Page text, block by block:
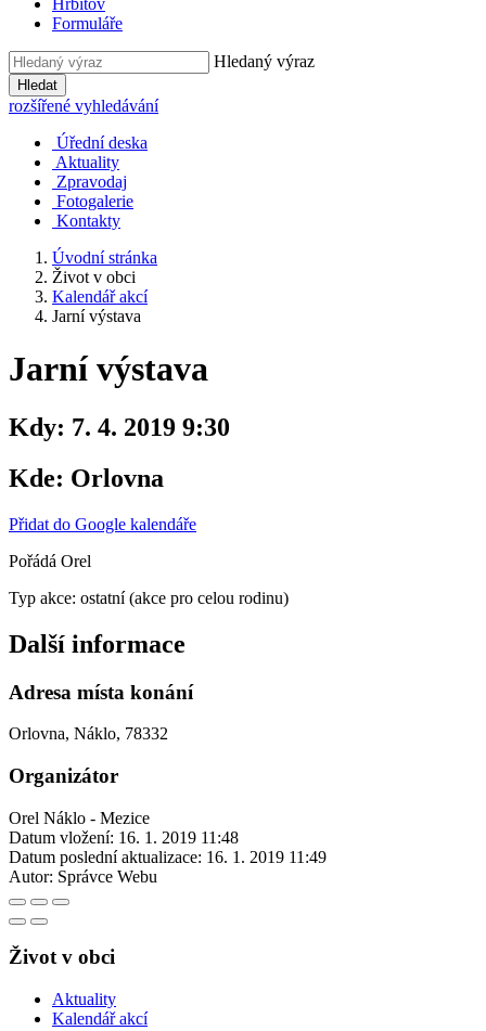
Hřbitov
Formuláře
Hledaný výraz
Hledat
rozšířené vyhledávání
Úřední deska
Aktuality
Zpravodaj
Fotogalerie
Kontakty
Úvodní stránka
Život v obci
Kalendář akcí
Jarní výstava
Jarní výstava
Kdy: 7. 4. 2019 9:30
Kde: Orlovna
Přidat do Google kalendáře
Pořádá Orel
Typ akce: ostatní (akce pro celou rodinu)
Další informace
Adresa místa konání
Orlovna, Náklo, 78332
Organizátor
Orel Náklo - Mezice
Datum vložení: 16. 1. 2019 11:48
Datum poslední aktualizace: 16. 1. 2019 11:49
Autor: Správce Webu
Život v obci
Aktuality
Kalendář akcí